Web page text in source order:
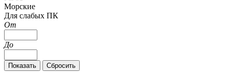
Морские
Для слабых ПК
От
До